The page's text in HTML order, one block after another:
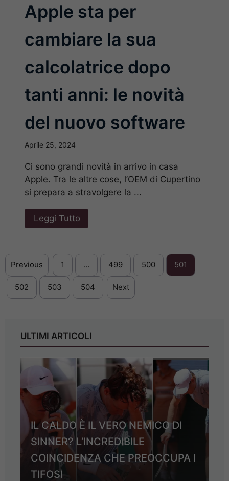
Apple sta per
cambiare la sua
calcolatrice dopo
tanti anni: le novità
del nuovo software
Aprile 25, 2024
Ci sono grandi novità in arrivo in casa
Apple. Tra le altre cose, l’OEM di Cupertino
si prepara a stravolgere la ...
Leggi Tutto
Previous 1 … 499 500 501
502 503 504 Next
ULTIMI ARTICOLI
IL CALDO È IL VERO NEMICO DI
SINNER? L’INCREDIBILE
COINCIDENZA CHE PREOCCUPA I
TIFOSI